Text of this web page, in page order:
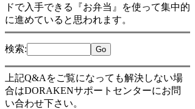
ドで入手できる『お弁当』を使って集中的
に進めていると思われます。
検索:
上記Q&Aをご覧になっても解決しない場
合はDORAKENサポートセンターにお問
い合わせ下さい。